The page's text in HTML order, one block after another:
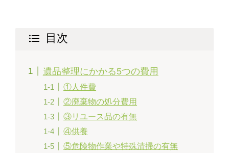
目次
遺品整理にかかる5つの費用
①人件費
②廃棄物の処分費用
③リユース品の有無
④供養
⑤危険物作業や特殊清掃の有無